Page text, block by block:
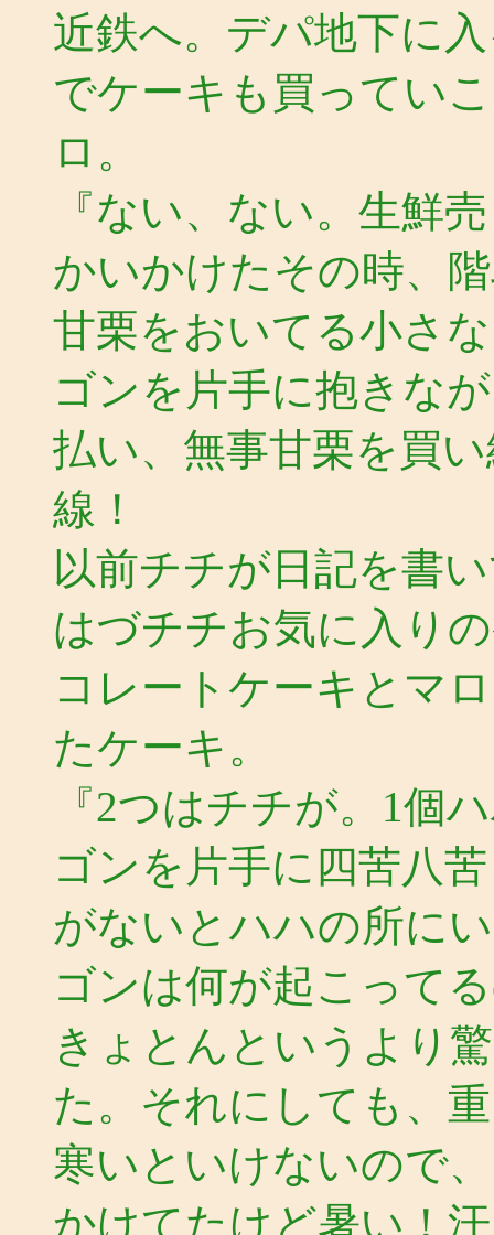
近鉄へ。デパ地下に
でケーキも買ってい
ロ。
『ない、ない。生鮮
かいかけたその時、
甘栗をおいてる小さ
ゴンを片手に抱きな
払い、無事甘栗を買
線！
以前チチが日記を書
はづチチお気に入り
コレートケーキとマ
たケーキ。
『2つはチチが。1個
ゴンを片手に四苦八
がないとハハの所に
ゴンは何が起こって
きょとんというより
た。それにしても、
寒いといけないので
かけてたけど暑い！